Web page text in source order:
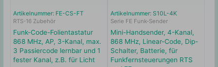
Artikelnummer: FE-CS-FT
RTS-16 Zubehör
Funk-Code-Folientastatur
868 MHz, AP, 3-Kanal, max.
3 Passiercode lernbar und 1
fester Kanal, z.B. für Licht
Artikelnummer: S10L-4K
Serie FE Funk-Sender
Mini-Handsender, 4-Kanal,
868 MHz, Linear-Code, Dip-
Schalter, Batterie, für
Funkfernsteuerungen RTS